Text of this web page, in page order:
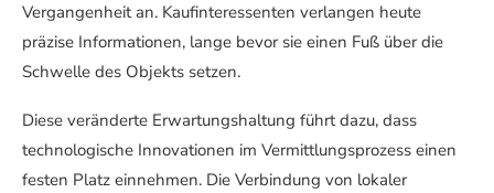
Vergangenheit an. Kaufinteressenten verlangen heute
präzise Informationen, lange bevor sie einen Fuß über die
Schwelle des Objekts setzen.
Diese veränderte Erwartungshaltung führt dazu, dass
technologische Innovationen im Vermittlungsprozess einen
festen Platz einnehmen. Die Verbindung von lokaler